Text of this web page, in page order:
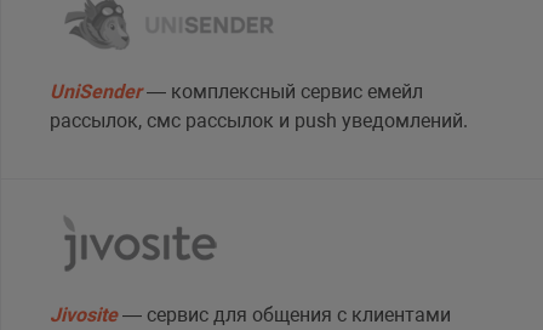
UniSender— комплексный сервис емейл
рассылок, смс рассылок и push уведомлений.
Jivosite— сервис для общения с клиентами